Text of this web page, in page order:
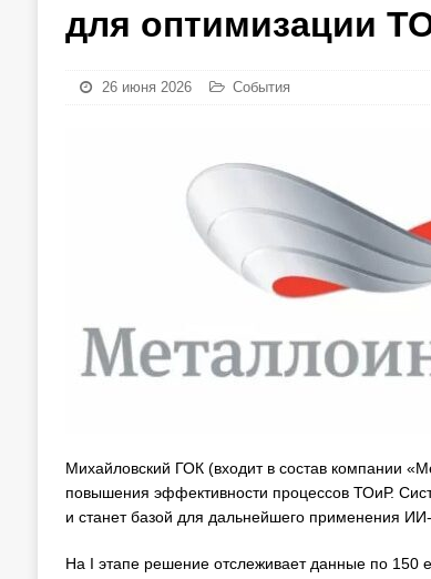
для оптимизации
26 июня 2026 События
Михайловский ГОК (входит в состав компании
повышения эффективности процессов ТОиР.
и станет базой для дальнейшего применения ИИ-
На I этапе решение отслеживает данные по 150